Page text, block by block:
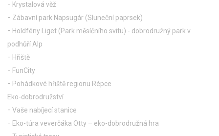
Krystalová věž
Zábavní park Napsugár (Sluneční paprsek)
Holdfény Liget (Park měsíčního svitu) - dobrodružný park v
podhůří Alp
Hřiště
FunCity
Pohádkové hřiště regionu Répce
Eko-dobrodružství
Vaše nabíjecí stanice
Eko-túra veverčáka Otty – eko-dobrodružná hra